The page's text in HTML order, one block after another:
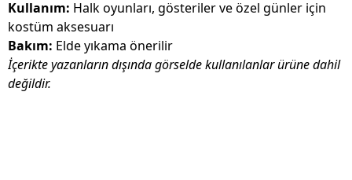
Kullanım: Halk oyunları, gösteriler ve özel günler için
kostüm aksesuarı
Bakım: Elde yıkama önerilir
İçerikte yazanların dışında görselde kullanılanlar ürüne dahil
değildir.